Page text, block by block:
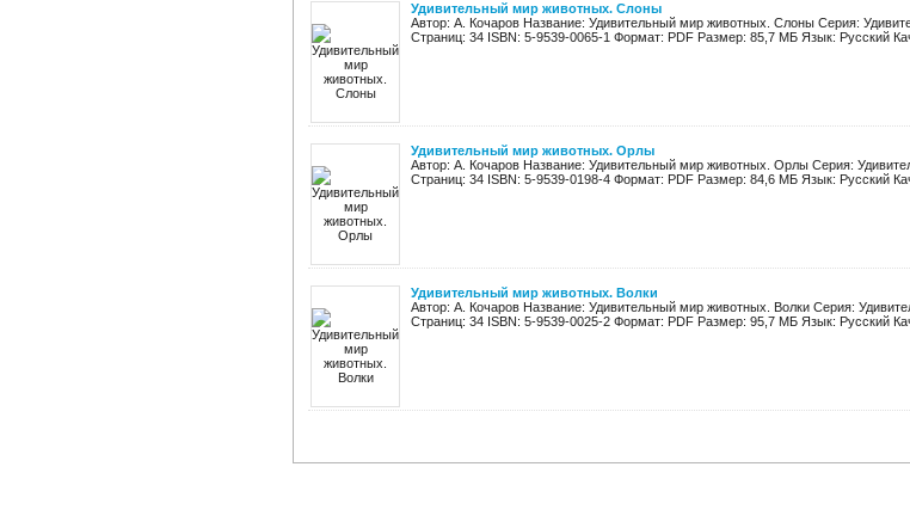
Удивительный мир животных. Слоны
Автор: А. Кочаров Название: Удивительный мир животных. Слоны Серия:
Страниц: 34 ISBN: 5-9539-0065-1 Формат: PDF Размер: 85,7 МБ Язык: Русский
Удивительный мир животных. Орлы
Автор: А. Кочаров Название: Удивительный мир животных. Орлы Серия:
Страниц: 34 ISBN: 5-9539-0198-4 Формат: PDF Размер: 84,6 МБ Язык: Русский
Удивительный мир животных. Волки
Автор: А. Кочаров Название: Удивительный мир животных. Волки Серия:
Страниц: 34 ISBN: 5-9539-0025-2 Формат: PDF Размер: 95,7 МБ Язык: Русский